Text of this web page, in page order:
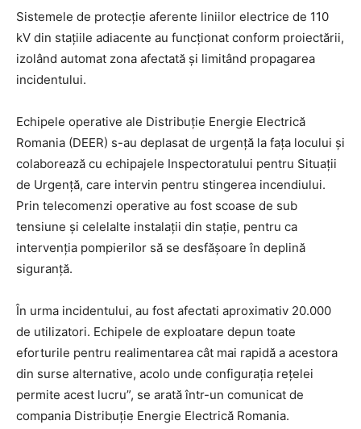
Sistemele de protecție aferente liniilor electrice de 110
kV din stațiile adiacente au funcționat conform proiectării,
izolând automat zona afectată și limitând propagarea
incidentului.
Echipele operative ale Distribuție Energie Electrică
Romania (DEER) s-au deplasat de urgență la fața locului și
colaborează cu echipajele Inspectoratului pentru Situații
de Urgență, care intervin pentru stingerea incendiului.
Prin telecomenzi operative au fost scoase de sub
tensiune și celelalte instalații din stație, pentru ca
intervenția pompierilor să se desfășoare în deplină
siguranță.
În urma incidentului, au fost afectati aproximativ 20.000
de utilizatori. Echipele de exploatare depun toate
eforturile pentru realimentarea cât mai rapidă a acestora
din surse alternative, acolo unde configurația rețelei
permite acest lucru”, se arată într-un comunicat de
compania Distribuție Energie Electrică Romania.